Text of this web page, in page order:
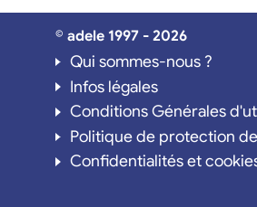
© adele 1997 - 2026
Qui sommes-nous ?
Infos légales
Conditions Générales
Politique de protection
Confidentialités et